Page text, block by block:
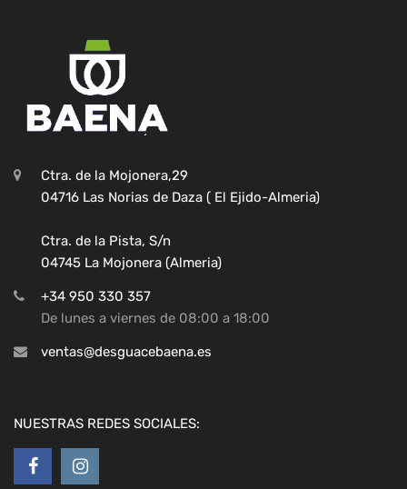
Ctra. de la Mojonera,29
04716 Las Norias de Daza ( El Ejido-Almeria)
Ctra. de la Pista, S/n
04745 La Mojonera (Almeria)
+34 950 330 357
De lunes a viernes de 08:00 a 18:00
ventas@desguacebaena.es
NUESTRAS REDES SOCIALES: